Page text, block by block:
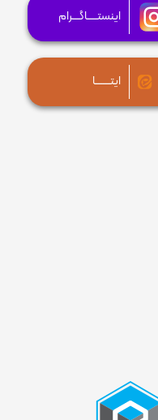
اینستــــاگـــرام
ایتــــــا